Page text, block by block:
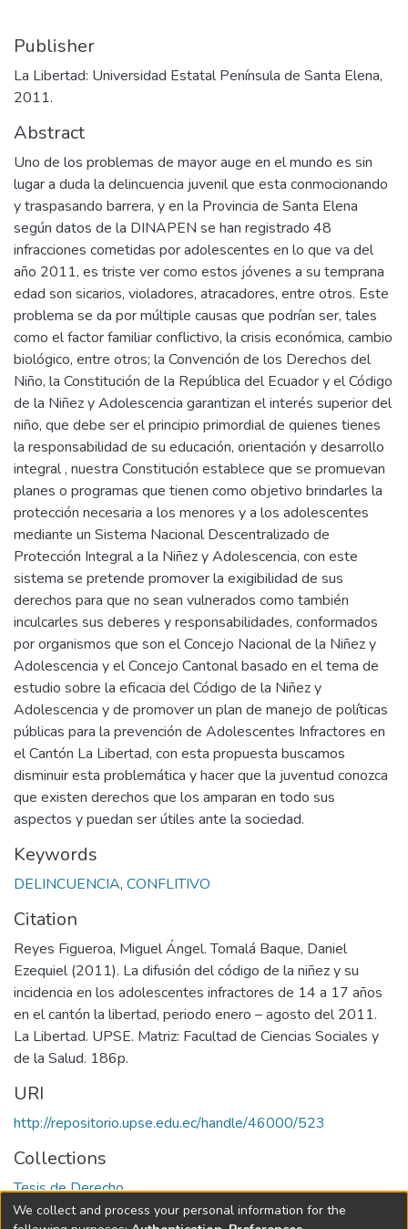
Publisher
La Libertad: Universidad Estatal Península de Santa Elena,
2011.
Abstract
Uno de los problemas de mayor auge en el mundo es sin
lugar a duda la delincuencia juvenil que esta conmocionando
y traspasando barrera, y en la Provincia de Santa Elena
según datos de la DINAPEN se han registrado 48
infracciones cometidas por adolescentes en lo que va del
año 2011, es triste ver como estos jóvenes a su temprana
edad son sicarios, violadores, atracadores, entre otros. Este
problema se da por múltiple causas que podrían ser, tales
como el factor familiar conflictivo, la crisis económica, cambio
biológico, entre otros; la Convención de los Derechos del
Niño, la Constitución de la República del Ecuador y el Código
de la Niñez y Adolescencia garantizan el interés superior del
niño, que debe ser el principio primordial de quienes tienes
la responsabilidad de su educación, orientación y desarrollo
integral , nuestra Constitución establece que se promuevan
planes o programas que tienen como objetivo brindarles la
protección necesaria a los menores y a los adolescentes
mediante un Sistema Nacional Descentralizado de
Protección Integral a la Niñez y Adolescencia, con este
sistema se pretende promover la exigibilidad de sus
derechos para que no sean vulnerados como también
inculcarles sus deberes y responsabilidades, conformados
por organismos que son el Concejo Nacional de la Niñez y
Adolescencia y el Concejo Cantonal basado en el tema de
estudio sobre la eficacia del Código de la Niñez y
Adolescencia y de promover un plan de manejo de políticas
públicas para la prevención de Adolescentes Infractores en
el Cantón La Libertad, con esta propuesta buscamos
disminuir esta problemática y hacer que la juventud conozca
que existen derechos que los amparan en todo sus
aspectos y puedan ser útiles ante la sociedad.
Keywords
DELINCUENCIA, CONFLITIVO
Citation
Reyes Figueroa, Miguel Ángel. Tomalá Baque, Daniel
Ezequiel (2011). La difusión del código de la niñez y su
incidencia en los adolescentes infractores de 14 a 17 años
en el cantón la libertad, periodo enero – agosto del 2011.
La Libertad. UPSE. Matriz: Facultad de Ciencias Sociales y
de la Salud. 186p.
URI
http://repositorio.upse.edu.ec/handle/46000/523
Collections
Tesis de Derecho
We collect and process your personal information for the